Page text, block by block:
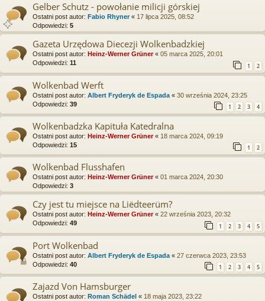
Gelber Schutz - powołanie milicji górskiej
Ostatni post autor: Fabio Rhyner« 17 lipca 2025, 08:52
Odpowiedzi: 5
Gazeta Urzędowa Diecezji Wolkenbadzkiej
Ostatni post autor: Heinz-Werner Grüner« 05 marca 2025, 20:01
Odpowiedzi: 11 1 2
Wolkenbad Werft
Ostatni post autor: Albert Fryderyk de Espada « 30 września 2024, 23:25
Odpowiedzi: 39 1 2 3 4
Wolkenbadzka Kapituła Katedralna
Ostatni post autor: Heinz-Werner Grüner« 18 marca 2024, 09:19
Odpowiedzi: 15 1 2
Wolkenbad Flusshafen
Ostatni post autor: Heinz-Werner Grüner« 01 marca 2024, 20:30
Odpowiedzi: 3
Czy jest tu miejsce na Liëdteerüm?
Ostatni post autor: Heinz-Werner Grüner« 22 września 2023, 20:32
Odpowiedzi: 49 1 2 3 4 5
Port Wolkenbad
Ostatni post autor: Albert Fryderyk de Espada « 27 czerwca 2023, 23:53
Odpowiedzi: 40 1 2 3 4 5
Zajazd Von Hamsburger
Ostatni post autor: Roman Schädel « 18 maja 2023, 23:22